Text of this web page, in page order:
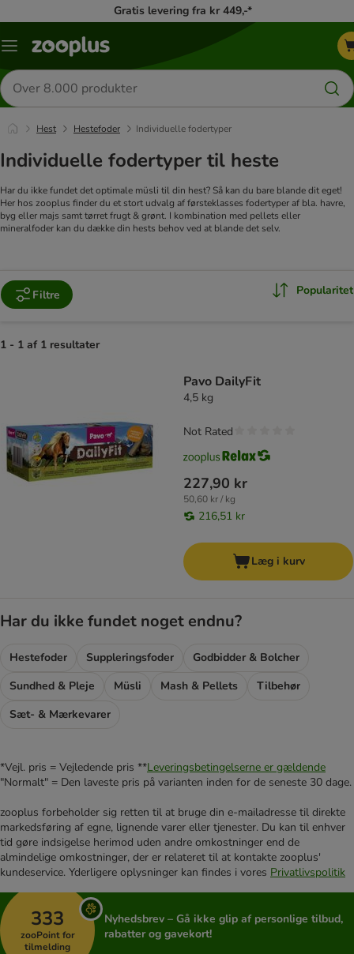
Gratis levering fra kr 449,-*
Menu
Søg
efter
produkter
Hest Hestefoder Individuelle fodertyper
Individuelle fodertyper til heste
Har du ikke fundet det optimale müsli til din hest? Så kan du bare blande dit eget!
Her hos zooplus finder du et stort udvalg af førsteklasses fodertyper af bla. havre,
byg eller majs samt tørret frugt & grønt. I kombination med pellets eller
mineralfoder kan du dække din hests behov ved at blande det selv.
Filtre Popularitet
1 - 1 af 1 resultater
Pavo DailyFit
4,5 kg
227,90 kr
50,60 kr / kg
216,51 kr
Not Rated
Læg i kurv
Har du ikke fundet noget endnu?
Hestefoder Suppleringsfoder
Godbidder & Bolcher
Sundhed & Pleje
Müsli Mash & Pellets
Tilbehør
Sæt- & Mærkevarer
*Vejl. pris = Vejledende pris **Leveringsbetingelserne er gældende
"Normalt" = Den laveste pris på varianten inden for de seneste 30 dage.
zooplus forbeholder sig retten til at bruge din e-mailadresse til direkte
markedsføring af egne, lignende varer eller tjenester. Du kan til enhver
tid gøre indsigelse herimod uden andre omkostninger end de
almindelige omkostninger, der er relateret til at kontakte zooplus'
kundeservice. Yderligere oplysninger kan findes i vores Privatlivspolitik
333
zooPoint for
tilmelding
Nyhedsbrev – Gå ikke glip af personlige tilbud,
rabatter og gavekort!